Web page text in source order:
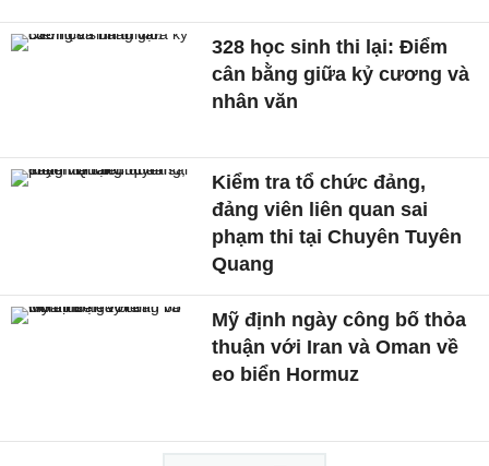
328 học sinh thi lại: Điểm
cân bằng giữa kỷ cương và
nhân văn
Kiểm tra tổ chức đảng,
đảng viên liên quan sai
phạm thi tại Chuyên Tuyên
Quang
Mỹ định ngày công bố thỏa
thuận với Iran và Oman về
eo biển Hormuz